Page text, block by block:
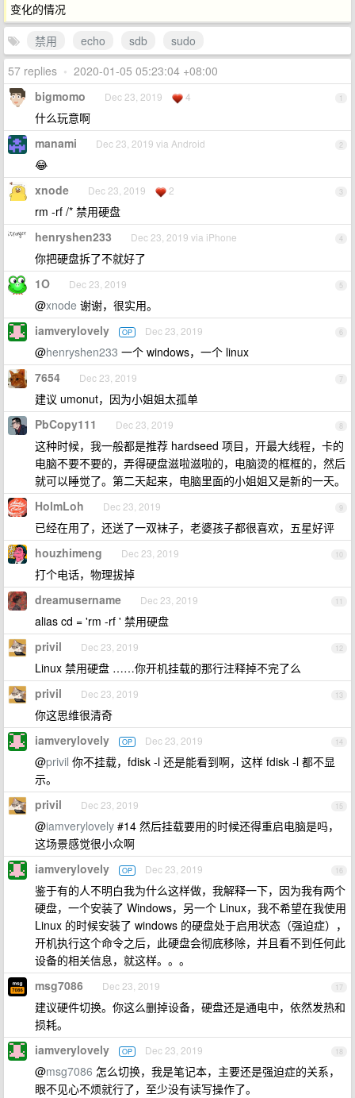
变化的情况
禁用
echo sdb
sudo
57 replies • 2020-01-05 05:23:04 +08:00
1
bigmomo Dec 23, 2019 4
什么玩意啊
2
manami Dec 23, 2019 via Android
😂
3
xnode Dec 23, 2019 2
rm -rf /* 禁用硬盘
4
henryshen233 Dec 23, 2019 via iPhone
你把硬盘拆了不就好了
5
1O Dec 23, 2019
@xnode 谢谢，很实用。
6
iamverylovely OP Dec 23, 2019
@henryshen233 一个 windows，一个 linux
7
7654 Dec 23, 2019
建议 umonut，因为小姐姐太孤单
8
PbCopy111 Dec 23, 2019
这种时候，我一般都是推荐 hardseed 项目，开最大线程，卡的
电脑不要不要的，弄得硬盘滋啦滋啦的，电脑烫的框框的，然后
就可以睡觉了。第二天起来，电脑里面的小姐姐又是新的一天。
9
HolmLoh Dec 23, 2019
已经在用了，还送了一双袜子，老婆孩子都很喜欢，五星好评
10
houzhimeng Dec 23, 2019
打个电话，物理拔掉
11
dreamusername Dec 23, 2019
alias cd = 'rm -rf ' 禁用硬盘
12
privil Dec 23, 2019
Linux 禁用硬盘 ……你开机挂载的那行注释掉不完了么
13
privil Dec 23, 2019
你这思维很清奇
14
iamverylovely OP Dec 23, 2019
@privil 你不挂载，fdisk -l 还是能看到啊，这样 fdisk -l 都不显
示。
15
privil Dec 23, 2019
@iamverylovely #14 然后挂载要用的时候还得重启电脑是吗，
这场景感觉很小众啊
16
iamverylovely OP Dec 23, 2019
鉴于有的人不明白我为什么这样做，我解释一下，因为我有两个
硬盘，一个安装了 Windows，另一个 Linux，我不希望在我使用
Linux 的时候安装了 windows 的硬盘处于启用状态（强迫症），
开机执行这个命令之后，此硬盘会彻底移除，并且看不到任何此
设备的相关信息，就这样。。。
17
msg7086 Dec 23, 2019
建议硬件切换。你这么删掉设备，硬盘还是通电中，依然发热和
损耗。
18
iamverylovely OP Dec 23, 2019
@msg7086 怎么切换，我是笔记本，主要还是强迫症的关系，
眼不见心不烦就行了，至少没有读写操作了。